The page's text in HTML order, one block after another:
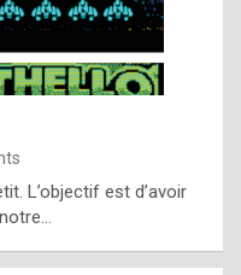
L’objectif est d’avoir